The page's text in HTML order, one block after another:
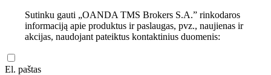
Sutinku gauti „OANDA TMS Brokers S.A.” rinkodaros
informaciją apie produktus ir paslaugas, pvz., naujienas ir
akcijas, naudojant pateiktus kontaktinius duomenis:
El. paštas